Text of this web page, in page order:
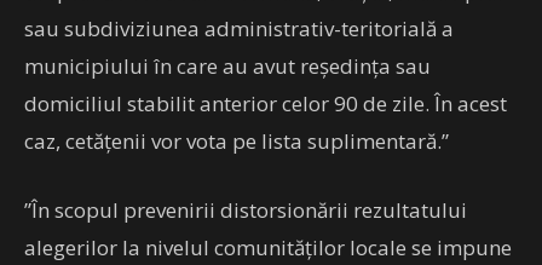
sau subdiviziunea administrativ-teritorială a
municipiului în care au avut reședința sau
domiciliul stabilit anterior celor 90 de zile. În acest
caz, cetățenii vor vota pe lista suplimentară.”
”În scopul prevenirii distorsionării rezultatului
alegerilor la nivelul comunităților locale se impune